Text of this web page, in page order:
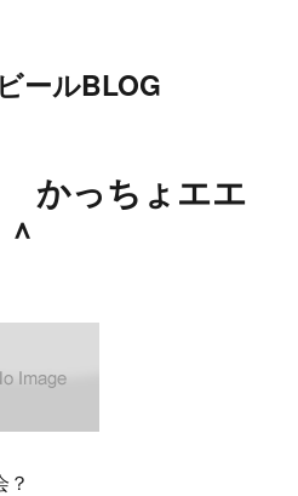
ールBLOG
かっちょエエ